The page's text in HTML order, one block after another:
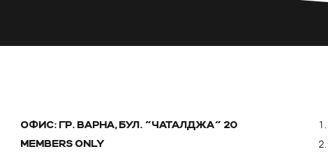
ОФИС: ГР. ВАРНА, БУЛ. "ЧАТАЛДЖА" 20
MEMBERS ONLY